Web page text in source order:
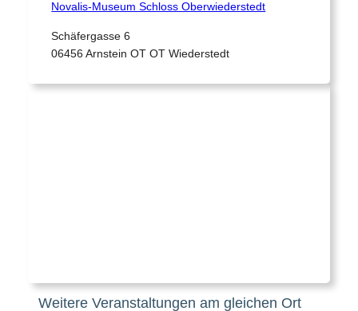
Novalis-Museum Schloss Oberwiederstedt
Schäfergasse 6
06456 Arnstein OT OT Wiederstedt
Weitere Veranstaltungen am gleichen Ort